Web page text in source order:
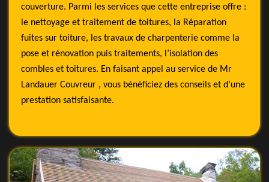
couverture. Parmi les services que cette entreprise offre :
le nettoyage et traitement de toitures, la Réparation
fuites sur toiture, les travaux de charpenterie comme la
pose et rénovation puis traitements, l’isolation des
combles et toitures. En faisant appel au service de Mr
Landauer Couvreur , vous bénéficiez des conseils et d’une
prestation satisfaisante.